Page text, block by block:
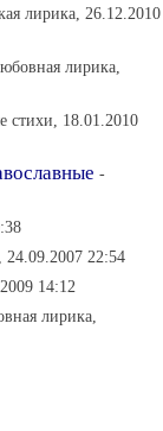
лирика, 26.12.2010
лирика,
стихи, 18.01.2010
-
22:54
14:12
лирика,